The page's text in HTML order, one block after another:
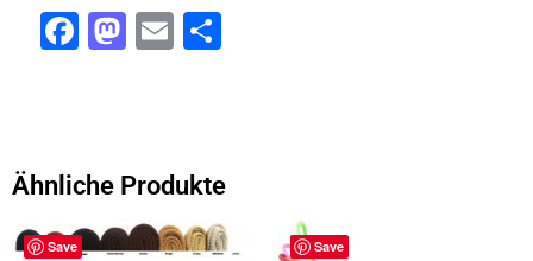
F
b
o
M
d
o
E
Ähnliche Produkte
Save
Dieses
Save